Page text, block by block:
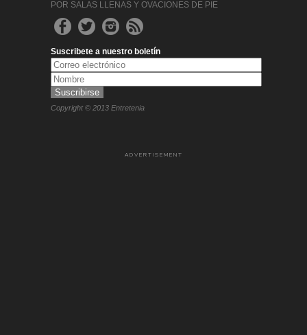
POR SALAS LLENAS Y OVACIONES DE PIE
Suscribete a nuestro boletín
Copyright © 2013 Entretenia
ADVERTISEMENT